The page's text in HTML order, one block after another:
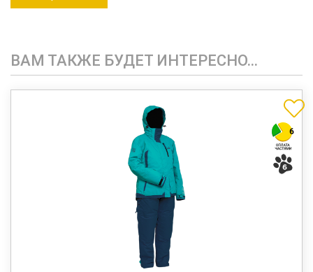
ВАМ ТАКЖЕ БУДЕТ ИНТЕРЕСНО…